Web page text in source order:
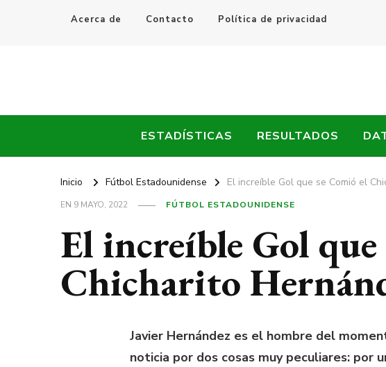
Acerca de Contacto Política de privacidad
Every Fútbol
ESTADÍSTICAS RESULTADOS
Inicio Fútbol Estadounidense El increíble Gol que se Comió el
EN 9 MAYO, 2022 FÚTBOL ESTADOUNIDENSE
El increíble Gol
Chicharito
Javier Hernández es el hombre del
noticia por dos cosas muy peculiares: por